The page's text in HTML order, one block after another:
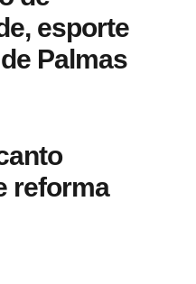
esporte
Palmas
reforma